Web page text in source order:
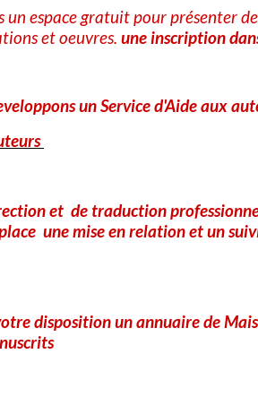
livres de Théâtre
4
Théâtrale
un espace gratuit pour présenter
et oeuvres. une inscription
un Service d'Aide aux
et de traduction
une mise en relation et un
disposition un annuaire de